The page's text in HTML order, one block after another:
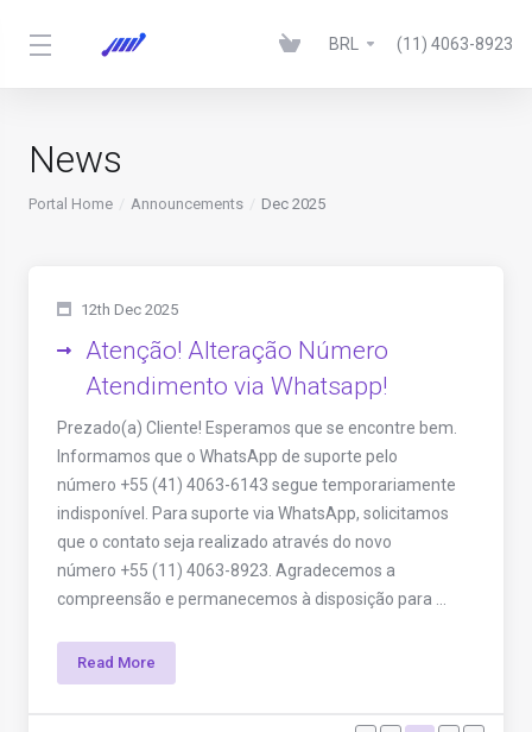
BRL (11) 4063-8923
News
Portal Home Announcements Dec 2025
12th Dec 2025
Atenção! Alteração Número
Atendimento via Whatsapp!
Prezado(a) Cliente! Esperamos que se encontre bem.
Informamos que o WhatsApp de suporte pelo
número +55 (41) 4063-6143 segue temporariamente
indisponível. Para suporte via WhatsApp, solicitamos
que o contato seja realizado através do novo
número +55 (11) 4063-8923. Agradecemos a
compreensão e permanecemos à disposição para ...
Read More